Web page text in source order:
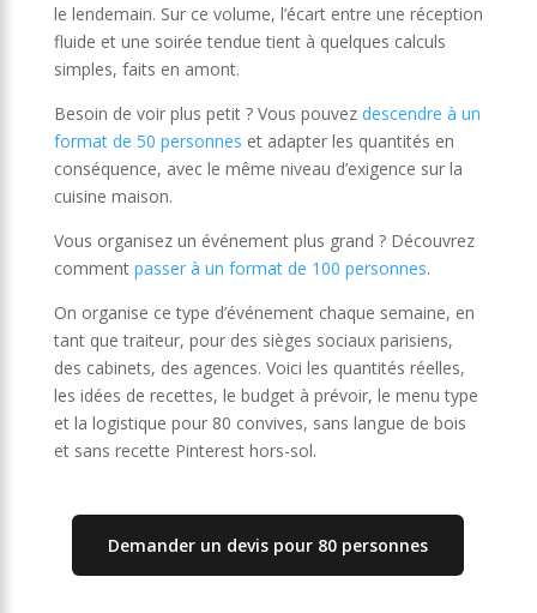
le lendemain. Sur ce volume, l’écart entre une réception
fluide et une soirée tendue tient à quelques calculs
simples, faits en amont.
Besoin de voir plus petit ? Vous pouvez descendre à un
format de 50 personnes et adapter les quantités en
conséquence, avec le même niveau d’exigence sur la
cuisine maison.
Vous organisez un événement plus grand ? Découvrez
comment passer à un format de 100 personnes.
On organise ce type d’événement chaque semaine, en
tant que traiteur, pour des sièges sociaux parisiens,
des cabinets, des agences. Voici les quantités réelles,
les idées de recettes, le budget à prévoir, le menu type
et la logistique pour 80 convives, sans langue de bois
et sans recette Pinterest hors-sol.
Demander un devis pour 80 personnes